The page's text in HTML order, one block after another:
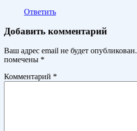
Ответить
Добавить комментарий
Ваш адрес email не будет опубликован.
помечены *
Комментарий *